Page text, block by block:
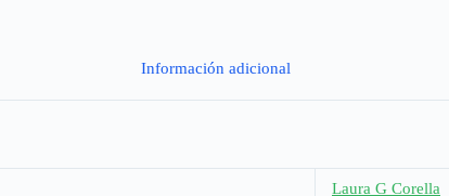
Información adicional
Laura G Corella